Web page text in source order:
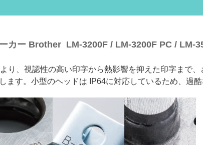
カー Brother LM-3200F / LM-3200F PC / LM-
り、視認性の高い印字から熱影響を抑えた印字まで
ます。小型のヘッドは IP64に対応しているため、過